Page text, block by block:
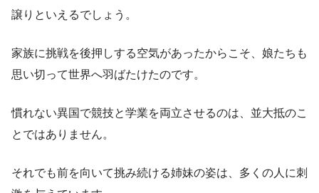
譲りといえるでしょう。
家族に挑戦を後押しする空気があったからこそ、娘たちも
思い切って世界へ羽ばたけたのです。
慣れない異国で競技と学業を両立させるのは、並大抵のこ
とではありません。
それでも前を向いて挑み続ける姉妹の姿は、多くの人に刺